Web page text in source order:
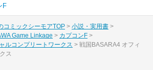
F
コミックシーモアTOP
小説・実用書
Game Linkage
カプコンF
ルコンプリートワークス
戦国BASARA4 オフィ
ス